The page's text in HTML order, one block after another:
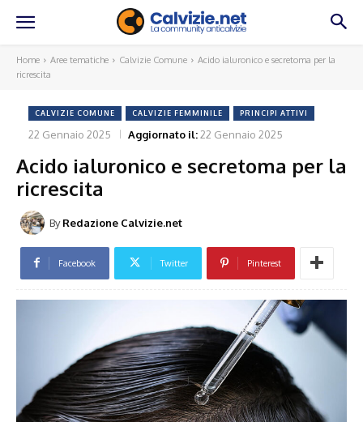
Home Aree tematiche Calvizie Comune
Acido ialuronico e secretoma per la
ricrescita
CALVIZIE COMUNE CALVIZIE FEMMINILE PRINCIPI ATTIVI
22 Gennaio 2025 Aggiornato il:22 Gennaio 2025
Acido ialuronico e secretoma per la
ricrescita
By Redazione Calvizie.net
Facebook Twitter Pinterest